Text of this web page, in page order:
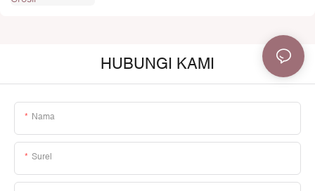
HUBUNGI KAMI
Nama
Surel